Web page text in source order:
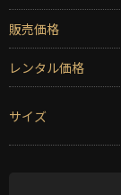
販売価格
レンタル価格
サイズ